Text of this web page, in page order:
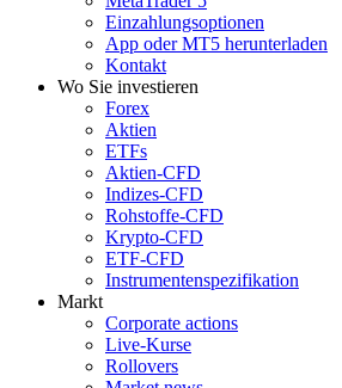
Einzahlungsoptionen
App oder MT5 herunterladen
Kontakt
Wo Sie investieren
Forex
Aktien
ETFs
Aktien-CFD
Indizes-CFD
Rohstoffe-CFD
Krypto-CFD
ETF-CFD
Instrumentenspezifikation
Markt
Corporate actions
Live-Kurse
Rollovers